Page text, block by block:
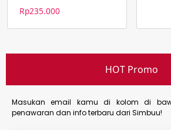
Rp235.000
HOT Promo
Masukan email kamu di kolom di
penawaran dan info terbaru dari Simbuu!